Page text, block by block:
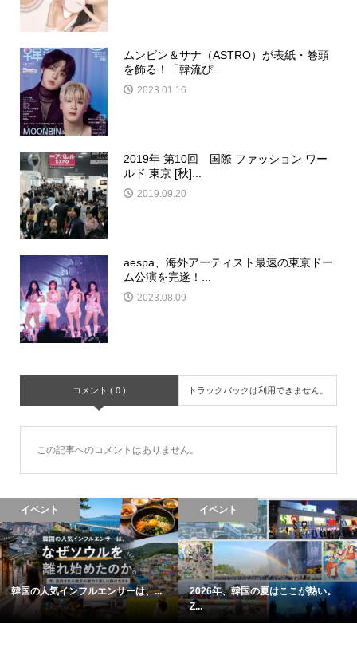
ムンビン＆サナ（ASTRO）が表紙・巻頭
を飾る！「韓流ぴ...
2023.01.16
2019年 第10回 国際 ファッション ワー
ルド 東京 [秋]...
2019.09.20
aespa、海外アーティスト最速の東京ドー
ム公演を完遂！...
2023.08.09
コメント ( 0 ) トラックバックは利用できません。
この記事へのコメントはありません。
イベント
韓国の人気インフルエンサーは、...
イベント
2026年、韓国の夏はここが熱い。
Z...